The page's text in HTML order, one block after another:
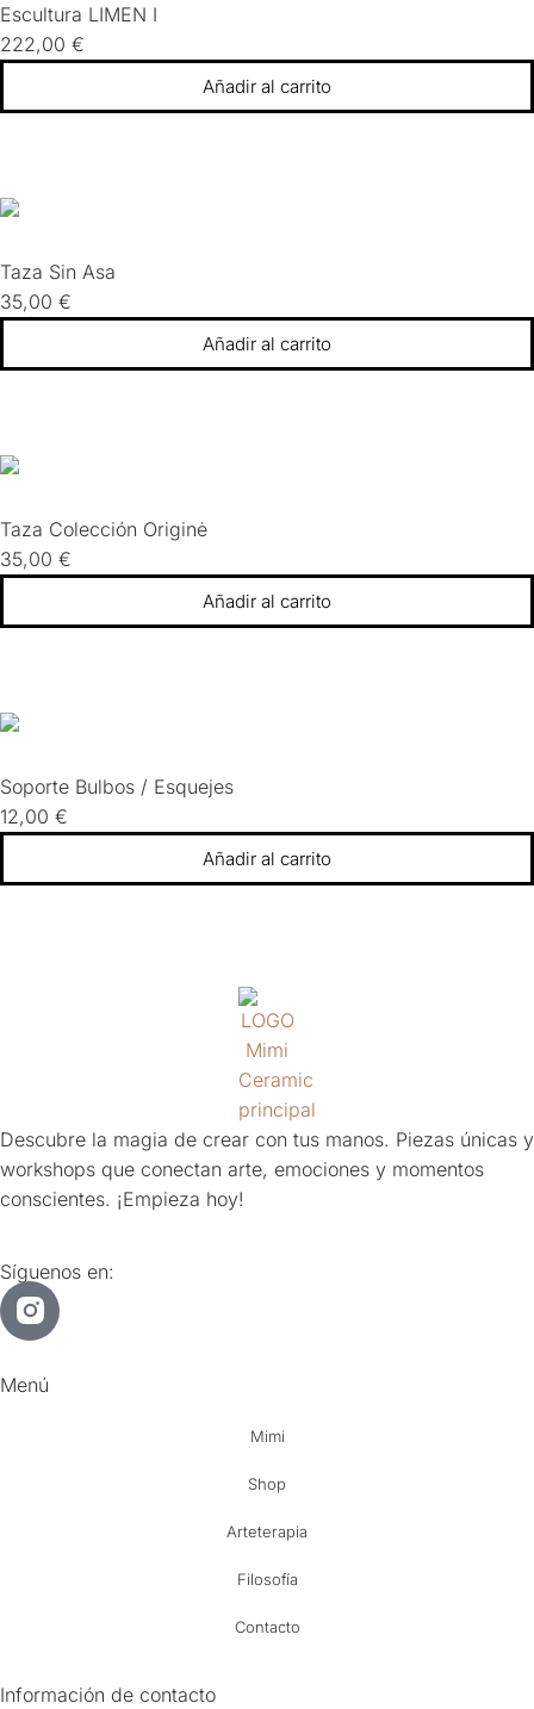
Escultura LIMEN I
222,00 €
Añadir al carrito
Taza Sin Asa
35,00 €
Añadir al carrito
Taza Colección Originė
35,00 €
Añadir al carrito
Soporte Bulbos / Esquejes
12,00 €
Añadir al carrito
Descubre la magia de crear con tus manos. Piezas únicas y
workshops que conectan arte, emociones y momentos
conscientes. ¡Empieza hoy!
Síguenos en:
Menú
Mimi
Shop
Arteterapia
Filosofía
Contacto
Información de contacto